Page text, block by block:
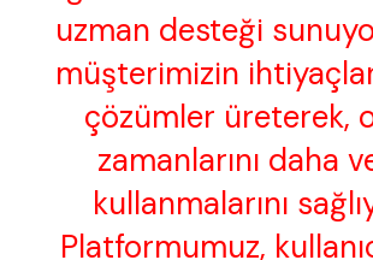
uzman desteği
müşterimizin
çözümler üreterek,
zamanlarını daha
kullanmalarını
Platformumuz,